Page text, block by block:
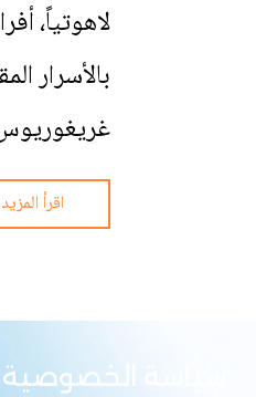
لاهوتياً،
بالأسرار
غريغوريوس
اقرأ المزيد
سياسة الخصوصية